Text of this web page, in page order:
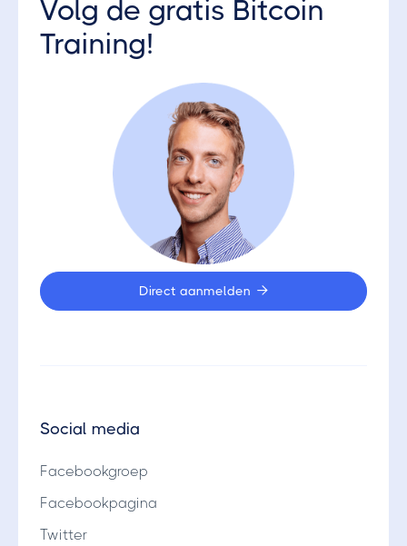
Wat zijn digitale assets? – volledige
beginnersgids
Volgende
Volg de gratis Bitcoin
Training!
Direct aanmelden 
Social media
Facebookgroep
Facebookpagina
Twitter